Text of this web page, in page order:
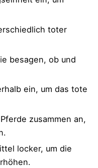
toter
besagen, ob und
ein, um das tote
zusammen an,
locker, um die